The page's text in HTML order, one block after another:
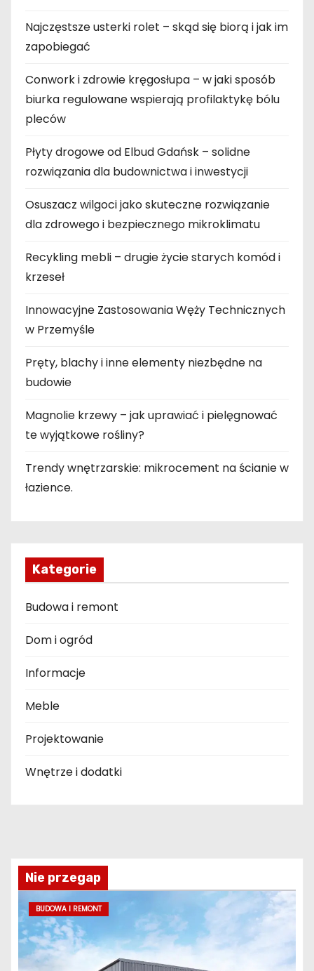
Najczęstsze usterki rolet – skąd się biorą i jak im
zapobiegać
Conwork i zdrowie kręgosłupa – w jaki sposób
biurka regulowane wspierają profilaktykę bólu
pleców
Płyty drogowe od Elbud Gdańsk – solidne
rozwiązania dla budownictwa i inwestycji
Osuszacz wilgoci jako skuteczne rozwiązanie
dla zdrowego i bezpiecznego mikroklimatu
Recykling mebli – drugie życie starych komód i
krzeseł
Innowacyjne Zastosowania Węży Technicznych
w Przemyśle
Pręty, blachy i inne elementy niezbędne na
budowie
Magnolie krzewy – jak uprawiać i pielęgnować
te wyjątkowe rośliny?
Trendy wnętrzarskie: mikrocement na ścianie w
łazience.
Kategorie
Budowa i remont
Dom i ogród
Informacje
Meble
Projektowanie
Wnętrze i dodatki
Nie przegap
BUDOWA I REMONT